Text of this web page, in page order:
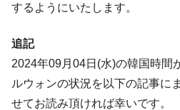
く空港に詰めかけ「出て行け！」
『Money1』
ータセンター整備」⇒ だから無
『Money1』
JPモルガン「韓
ほぼ終わった」
するようにいたします。
追記
2024年09月04日(水)の韓国時間
ルウォンの状況を以下の記事に
せてお読み頂ければ幸いです。